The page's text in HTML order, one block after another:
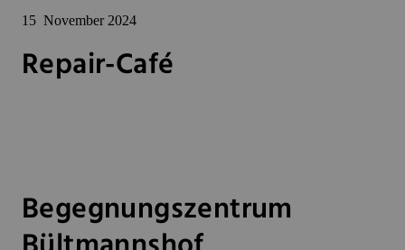
15 November 2024
Repair-Café
Begegnungszentrum